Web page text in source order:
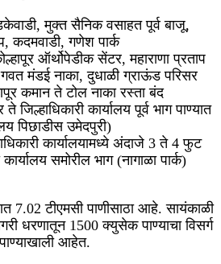
मुक्त सैनिक वसाहत पूर्व बाजू,
कदमवाडी, गणेश पार्क
ऑर्थोपेडीक सेंटर, महाराणा प्रताप
मंडई नाका, दुधाळी ग्राऊंड परिसर
कमान ते टोल नाका रस्ता बंद
कार्यालय पूर्व भाग पाण्यात
पिछाडीस उमेदपुरी)
कार्यालयामध्ये अंदाजे 3 ते 4 फुट
कार्यालय समोरील भाग (नागाळा पार्क)
7.02 टीएमसी पाणीसाठा आहे. सायंकाळी
धरणातून 1500 क्युसेक पाण्याचा विसर्ग
आहेत.